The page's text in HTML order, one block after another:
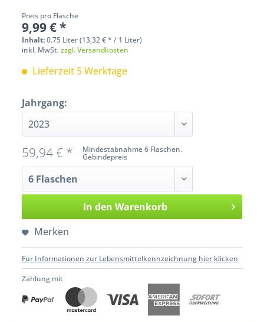
Preis pro Flasche
9,99 € *
Inhalt:0.75 Liter (13,32 € * / 1 Liter)
inkl. MwSt.zzgl. Versandkosten
Lieferzeit 5 Werktage
Jahrgang:
Mindestabnahme 6 Flaschen.
Gebindepreis
59,94 € *
In den Warenkorb
Merken
Für Informationen zur Lebensmittelkennzeichnung hier klicken
Zahlung mit